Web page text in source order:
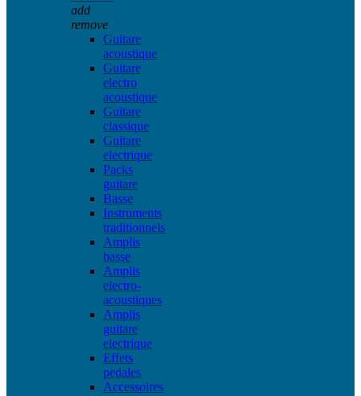
add
remove
Guitare
acoustique
Guitare
electro
acoustique
Guitare
classique
Guitare
electrique
Packs
guitare
Basse
Instruments
traditionnels
Amplis
basse
Amplis
electro-
acoustiques
Amplis
guitare
electrique
Effets
pedales
Accessoires